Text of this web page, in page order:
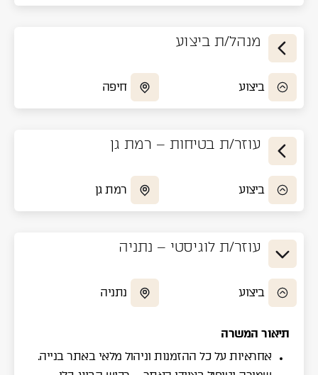
מנהל/ת ביצוע
ביצוע חיפה
עוזר/ת בטיחות – רמת גן
ביצוע רמת גן
עוזר/ת לוגיסטי – נתניה
ביצוע נתניה
תיאור המשרה
אחראיות על כל ההזמנות וניהול מלאי באתר בנייה.